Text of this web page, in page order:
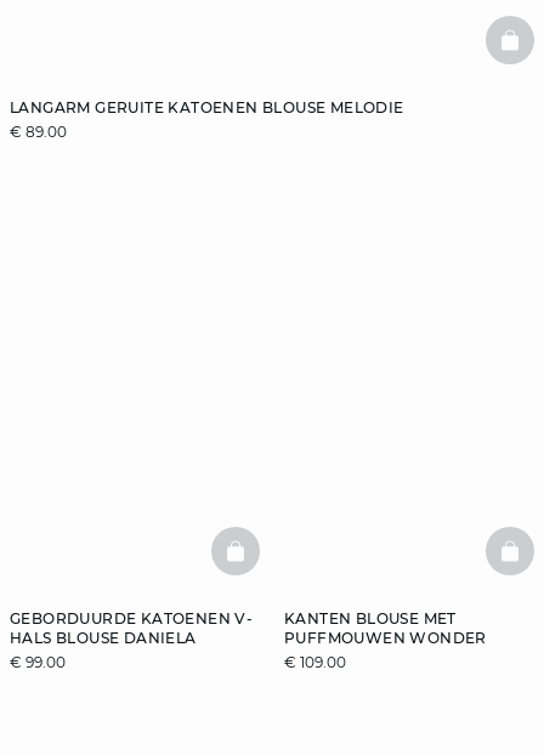
LANGARM GERUITE KATOENEN BLOUSE MELODIE
€ 89.00
GEBORDUURDE KATOENEN V-
HALS BLOUSE DANIELA
€ 99.00
BASKETFULL
KANTEN BLOUSE MET
PUFFMOUWEN WONDER
€ 109.00